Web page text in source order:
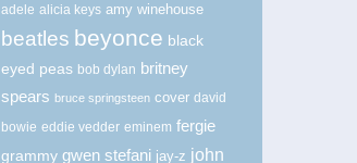
adele alicia keys amy winehouse
beatles beyonce black
eyed peas bob dylan britney
spears bruce springsteen cover david
bowie eddie vedder eminem fergie
grammy gwen stefani jay-z john